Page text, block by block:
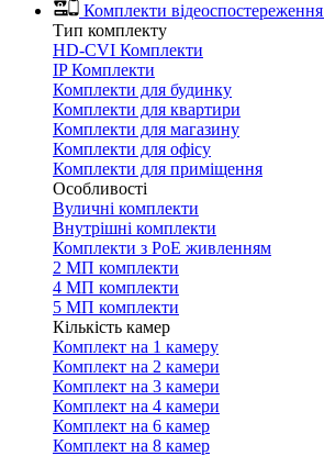
Комплекти відеоспостереження
Тип комплекту
HD-CVI Комплекти
IP Комплекти
Комплекти для будинку
Комплекти для квартири
Комплекти для магазину
Комплекти для офісу
Комплекти для приміщення
Особливості
Вуличні комплекти
Внутрішні комплекти
Комплекти з PoE живленням
2 МП комплекти
4 МП комплекти
5 МП комплекти
Кількість камер
Комплект на 1 камеру
Комплект на 2 камери
Комплект на 3 камери
Комплект на 4 камери
Комплект на 6 камер
Комплект на 8 камер